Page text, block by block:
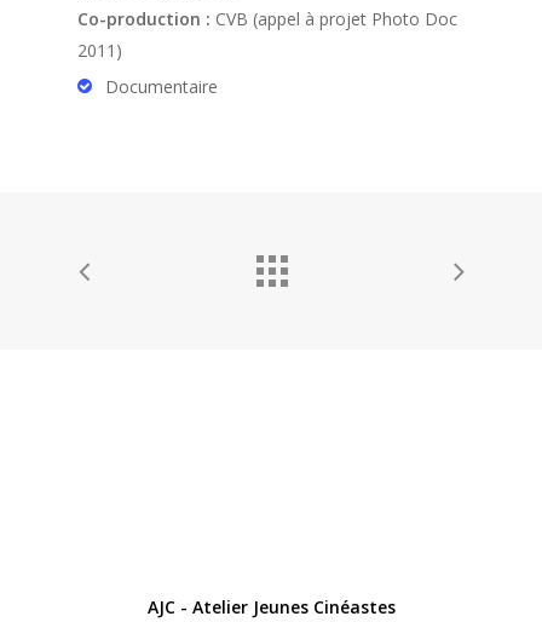
Co-production : CVB (appel à projet Photo Doc
2011)
Documentaire
AJC - Atelier Jeunes Cinéastes